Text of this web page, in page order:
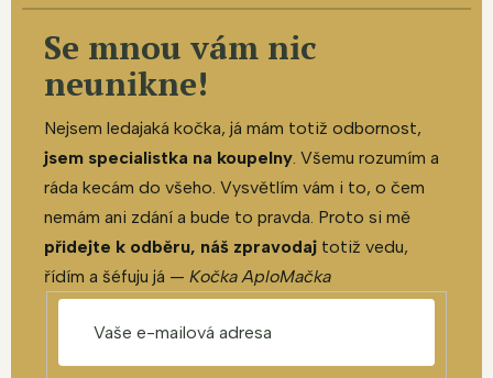
Se mnou vám nic
neunikne!
Nejsem ledajaká kočka, já mám totiž odbornost,
jsem specialistka na koupelny. Všemu rozumím a
ráda kecám do všeho. Vysvětlím vám i to, o čem
nemám ani zdání a bude to pravda. Proto si mě
přidejte k odběru, náš zpravodaj totiž vedu,
řídím a šéfuju já — Kočka AploMačka